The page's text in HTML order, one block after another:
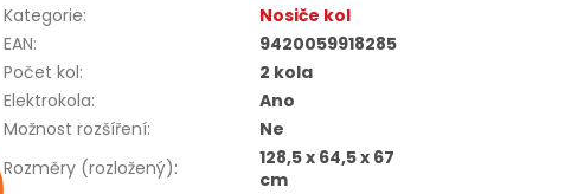
Kategorie:
Nosiče kol
EAN:
9420059918285
Počet kol:
2 kola
Elektrokola:
Ano
Možnost rozšíření:
Ne
Rozměry (rozložený):
128,5 x 64,5 x 67
cm